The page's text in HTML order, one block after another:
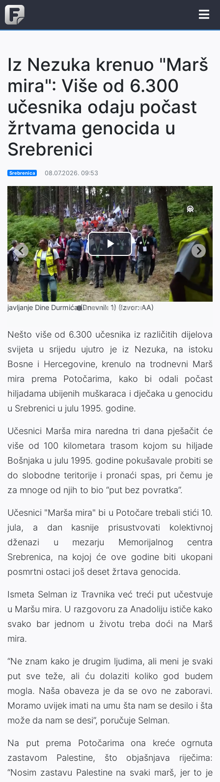
Iz Nezuka krenuo "Marš
mira": Više od 6.300
učesnika odaju počast
žrtvama genocida u
Srebrenici
Srebrenica 08.07.2026. 09:53
javljanje Dine Durmića (Dnevnik 1) (Izvor: AA)
Play
Video
Nešto više od 6.300 učesnika iz različitih dijelova
svijeta u srijedu ujutro je iz Nezuka, na istoku
Bosne i Hercegovine, krenulo na trodnevni Marš
mira prema Potočarima, kako bi odali počast
hiljadama ubijenih muškaraca i dječaka u genocidu
u Srebrenici u julu 1995. godine.
Učesnici Marša mira naredna tri dana pješačit će
više od 100 kilometara trasom kojom su hiljade
Bošnjaka u julu 1995. godine pokušavale probiti se
do slobodne teritorije i pronaći spas, pri čemu je
za mnoge od njih to bio “put bez povratka”.
Učesnici "Marša mira" bi u Potočare trebali stići 10.
jula, a dan kasnije prisustvovati kolektivnoj
dženazi u mezarju Memorijalnog centra
Srebrenica, na kojoj će ove godine biti ukopani
posmrtni ostaci još deset žrtava genocida.
Ismeta Selman iz Travnika već treći put učestvuje
u Maršu mira. U razgovoru za Anadoliju ističe kako
svako bar jednom u životu treba doći na Marš
mira.
“Ne znam kako je drugim ljudima, ali meni je svaki
put sve teže, ali ću dolaziti koliko god budem
mogla. Naša obaveza je da se ovo ne zaboravi.
Moramo uvijek imati na umu šta nam se desilo i šta
može da nam se desi”, poručuje Selman.
Na put prema Potočarima ona kreće ogrnuta
zastavom Palestine, što objašnjava riječima:
“Nosim zastavu Palestine na svaki marš, jer to je